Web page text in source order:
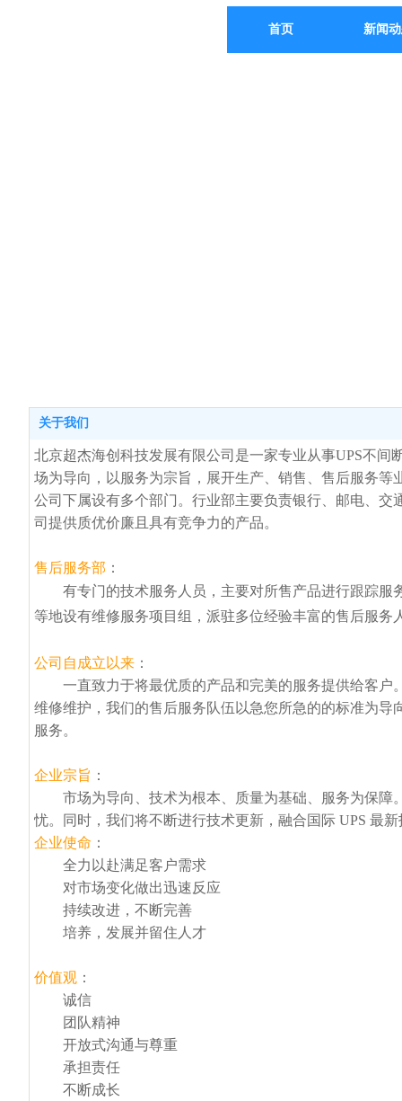
首页 新闻
关于我们
北京超杰海创科技发展有限公司 是一家专业从事UPS不间
场为导向，以服务为宗旨，展开生产、销售、售后服务等
公司下属设有多个部门。行业部主要负责银行、邮电、
司提供质优价廉且具有竞争力的产品。
售后服务部 ：
有专门的技术服务人员，主要对所售产品进行跟踪服
等地设有维修服务项目组，派驻多位经验丰富的售后服
公司自成立以来 ：
一直致力于将最优质的产品和完美的服务提供给客户
维修维护，我们的售后服务队伍以急您所急的的标准为
服务。
企业宗旨 ：
市场为导向、技术为根本、质量为基础、服务为保障
忧。同时，我们将不断进行技术更新，融合国际 UPS 最
企业使命 ：
全力以赴满足客户需求
对市场变化做出迅速反应
持续改进，不断完善
培养，发展并留住人才
价值观 ：
诚信
团队精神
开放式沟通与尊重
承担责任
不断成长